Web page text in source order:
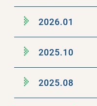
2026.01
2025.10
2025.08